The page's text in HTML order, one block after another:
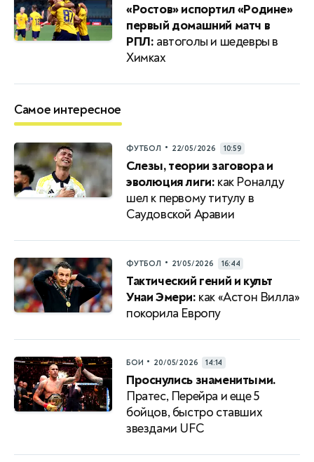
«Ростов» испортил «Родине»
первый домашний матч в
РПЛ: автоголы и шедевры в
Химках
Самое интересное
ФУТБОЛ • 22/05/2026 10:59
Слезы, теории заговора и
эволюция лиги: как Роналду
шел к первому титулу в
Саудовской Аравии
ФУТБОЛ • 21/05/2026 16:44
Тактический гений и культ
Унаи Эмери: как «Астон Вилла»
покорила Европу
БОИ • 20/05/2026 14:14
Проснулись знаменитыми.
Пратес, Перейра и еще 5
бойцов, быстро ставших
звездами UFС